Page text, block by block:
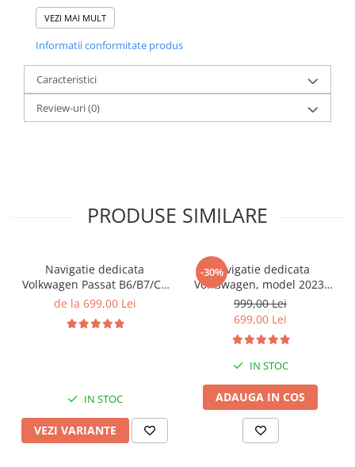
VEZI MAI MULT
Informatii conformitate produs
Caracteristici
Review-uri(0)
PRODUSE SIMILARE
Navigatie dedicata
Volkwagen Passat B6/B7/CC
Gri, 4GB RAM 64GB ROM,
Display QLED 10", DSP,
de la 699,00 Lei
IN STOC
VEZI VARIANTE
-30%Navigatie dedicata
Volkswagen, model 2023,
4GB RAM 64GB ROM,
Quadcore, Android 14,
Display QLED 7", DSP,
Carplay&Android Auto,
Suport camere AHD
999,00 Lei
699,00 Lei
IN STOC
ADAUGA IN COS